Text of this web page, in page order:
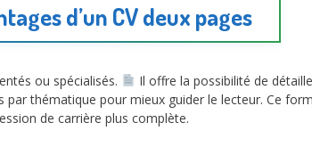
d’un CV deux pages
ou spécialisés. Il offre la possibilité de
thématique pour mieux guider le lecteur. Ce
de carrière plus complète.